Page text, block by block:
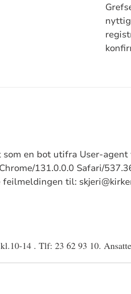
en bot utifra User-
131.0.0.0 Safari/
til:
14 . Tlf: 23 62 93 10.